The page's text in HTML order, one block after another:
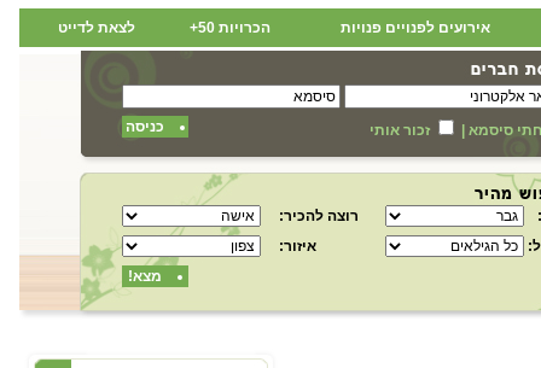
אירועים לפנויים פנויות הכרויות 50+ לצאת לדייט
סיסמא זכור אותי כניסה
רוצה להכיר:
איזור:
מצא!